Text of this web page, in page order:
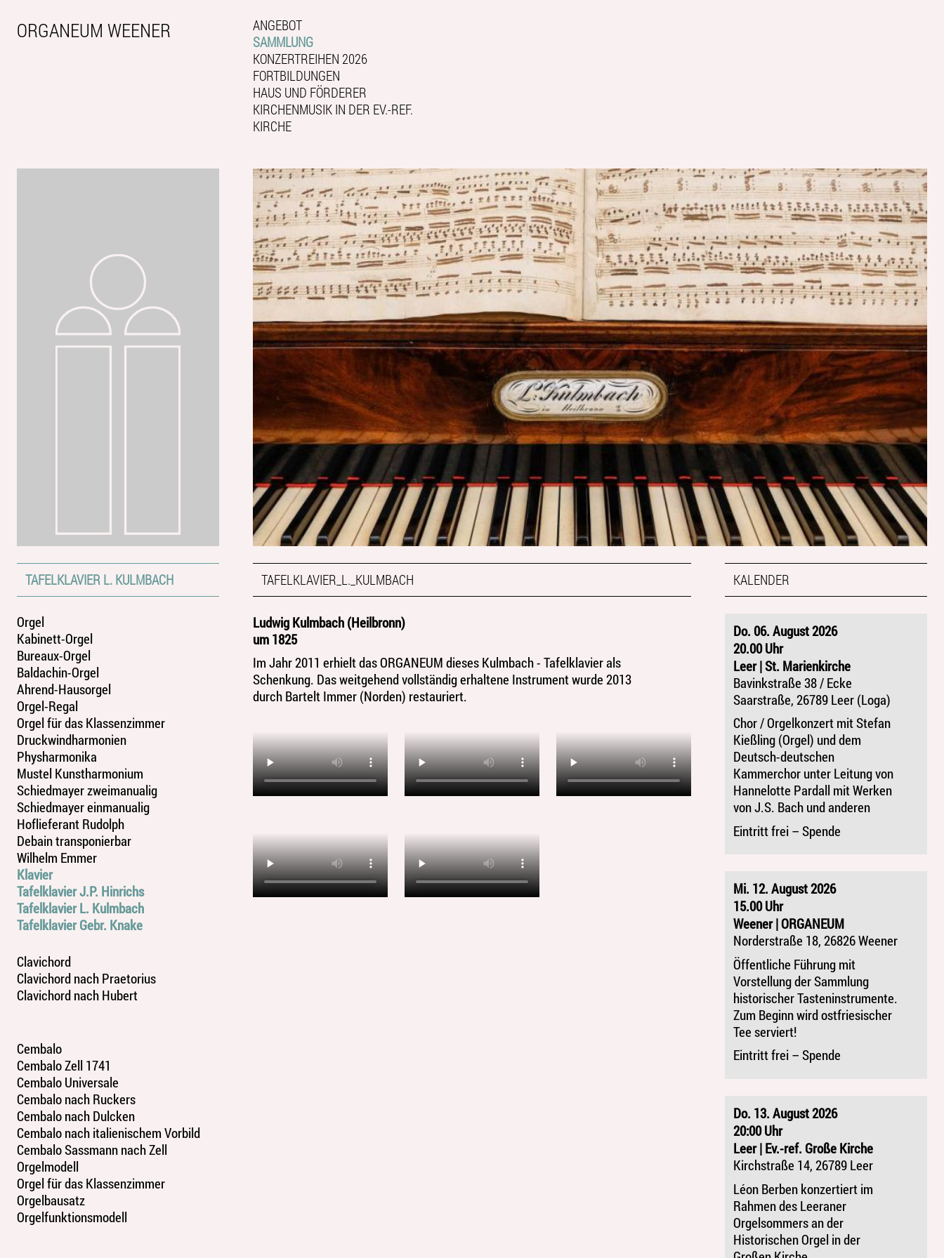
ORGANEUM WEENER
ANGEBOT
SAMMLUNG
KONZERTREIHEN 2026
FORTBILDUNGEN
HAUS UND FÖRDERER
KIRCHENMUSIK IN DER EV.-REF.
KIRCHE
TAFELKLAVIER L. KULMBACH
Orgel
Kabinett-Orgel
Bureaux-Orgel
Baldachin-Orgel
Ahrend-Hausorgel
Orgel-Regal
Orgel für das Klassenzimmer
Druckwindharmonien
Physharmonika
Mustel Kunstharmonium
Schiedmayer zweimanualig
Schiedmayer einmanualig
Hoflieferant Rudolph
Debain transponierbar
Wilhelm Emmer
Klavier
Tafelklavier J.P. Hinrichs
Tafelklavier L. Kulmbach
Tafelklavier Gebr. Knake
Clavichord
Clavichord nach Praetorius
Clavichord nach Hubert
Cembalo
Cembalo Zell 1741
Cembalo Universale
Cembalo nach Ruckers
Cembalo nach Dulcken
Cembalo nach italienischem Vorbild
Cembalo Sassmann nach Zell
Orgelmodell
Orgel für das Klassenzimmer
Orgelbausatz
Orgelfunktionsmodell
TAFELKLAVIER_L._KULMBACH
Ludwig Kulmbach (Heilbronn)
um 1825
Im Jahr 2011 erhielt das ORGANEUM dieses Kulmbach - Tafelklavier als
Schenkung. Das weitgehend vollständig erhaltene Instrument wurde 2013
durch Bartelt Immer (Norden) restauriert.
KALENDER
Do. 06. August 2026
20.00 Uhr
Leer | St. Marienkirche
Bavinkstraße 38 / Ecke
Saarstraße, 26789 Leer (Loga)
Chor / Orgelkonzert mit Stefan
Kießling (Orgel) und dem
Deutsch-deutschen
Kammerchor unter Leitung von
Hannelotte Pardall mit Werken
von J.S. Bach und anderen
Eintritt frei – Spende
Mi. 12. August 2026
15.00 Uhr
Weener | ORGANEUM
Norderstraße 18, 26826 Weener
Öffentliche Führung mit
Vorstellung der Sammlung
historischer Tasteninstrumente.
Zum Beginn wird ostfriesischer
Tee serviert!
Eintritt frei – Spende
Do. 13. August 2026
20:00 Uhr
Leer | Ev.-ref. Große Kirche
Kirchstraße 14, 26789 Leer
Léon Berben konzertiert im
Rahmen des Leeraner
Orgelsommers an der
Historischen Orgel in der